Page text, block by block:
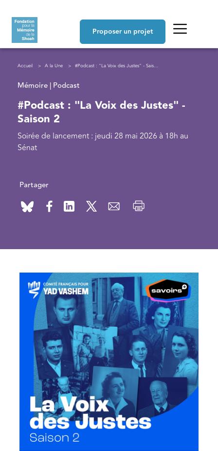
Proposer un projet
Fil d'Ariane
Accueil A la Une #Podcast : "La Voix des Justes" - Saison 2
Mémoire | Podcast
#Podcast : "La Voix des Justes" -
Saison 2
Soirée de lancement : jeudi 28 mai 2026 à 18h au
Sénat
Partager